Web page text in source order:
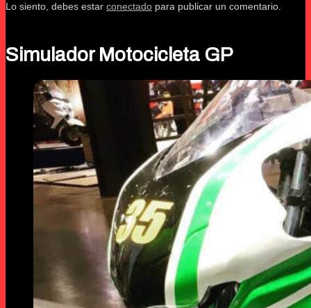
Lo siento, debes estar conectado para publicar un comentario.
Simulador Motocicleta GP